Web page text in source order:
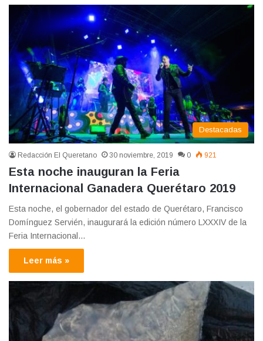
Destacadas
Redacción El Queretano 30 noviembre, 2019 0 921
Esta noche inauguran la Feria
Internacional Ganadera Querétaro 2019
Esta noche, el gobernador del estado de Querétaro, Francisco
Domínguez Servién, inaugurará la edición número LXXXIV de la
Feria Internacional…
Leer más »